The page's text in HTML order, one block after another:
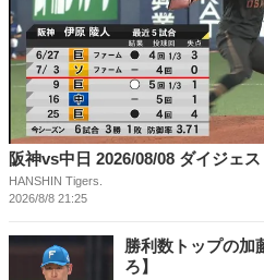
阪神vs中日 2026/08/08 ダイジェス
HANSHIN Tigers.
2026/8/8 21:25
勝利数トップの加
ろ】